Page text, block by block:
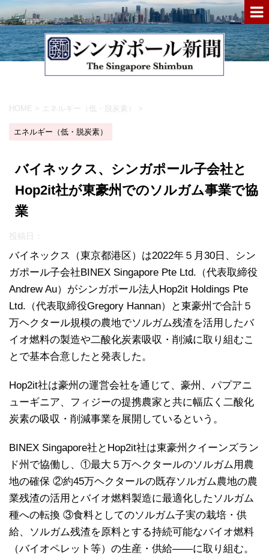
HOME > エネルギー（低・脱炭素） >
エネルギー（低・脱炭素）
バイネックス、シンガポール子会社と
Hop2it社が東豪州でのソルガム事業で協
業
投稿日：
バイネックス（東京都港区）は2022年５月30日、シン
ガポール子会社BINEX Singapore Pte Ltd.（代表取締役
Andrew Au）がシンガポール法人Hop2it Holdings Pte
Ltd.（代表取締役Gregory Hannan）と東豪州で合計５
万ヘクタール規模の農地でソルガム残渣を活用したバ
イオ燃料の製造や二酸化炭素吸収・削減に取り組むこ
とで基本合意したと発表した。
Hop2it社は豪州の運営会社を通じて、豪州、パプアニ
ューギニア、フィジーの提携農家と共に幅広く二酸化
炭素の吸収・削減事業を展開しているという。
BINEX Singapore社とHop2it社は東豪州クイーンズラン
ド州で協働し、①最大５万ヘクタールのソルガム用農
地の確保 ②約45万ヘクタールの既存ソルガム農地の農
業残渣の活用とバイオ燃料製造に最適化したソルガム
種への転換 ③食料としてのソルガム子実の栽培・供
給、ソルガム残渣を原料とする持続可能なバイオ燃料
（バイオペレット等）の生産・供給――に取り組む。